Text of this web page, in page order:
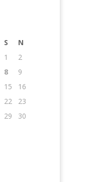
S
N
1
2
8
9
15
16
22
23
29
30